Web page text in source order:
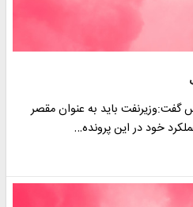
باید به عنوان مقصر
خود در این پرونده…